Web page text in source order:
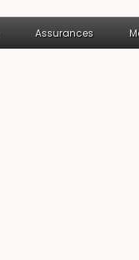
Assurances